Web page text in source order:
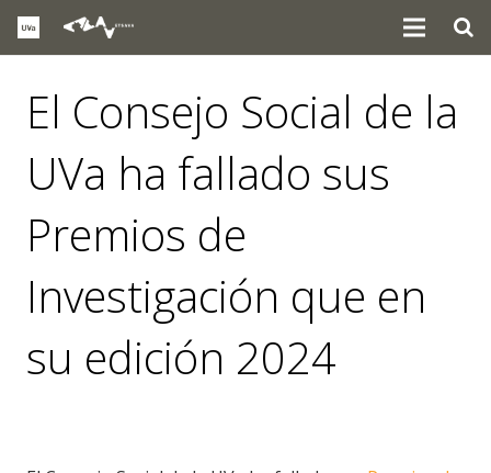
El Consejo Social de la
UVa ha fallado sus
Premios de
Investigación que en
su edición 2024